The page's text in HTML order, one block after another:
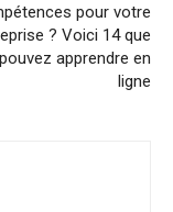
pour votre
? Voici 14 que
apprendre en
ligne